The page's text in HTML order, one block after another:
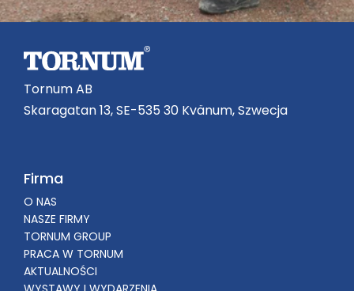
Tornum AB
Skaragatan 13, SE-535 30 Kvänum, Szwecja
Firma
O NAS
NASZE FIRMY
TORNUM GROUP
PRACA W TORNUM
AKTUALNOŚCI